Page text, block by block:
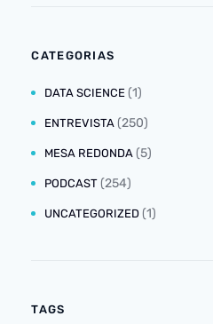
CATEGORIAS
DATA SCIENCE (1)
ENTREVISTA (250)
MESA REDONDA (5)
PODCAST (254)
UNCATEGORIZED (1)
TAGS